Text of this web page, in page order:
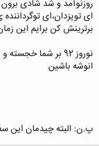
روزنوآمد و شد شادی
ای تویزدان،ای
برترینش کن برایم این
نوروز 92 بر شما خجسته و پیروز
انوشه باشین
پ.ن: البته چیدمان این